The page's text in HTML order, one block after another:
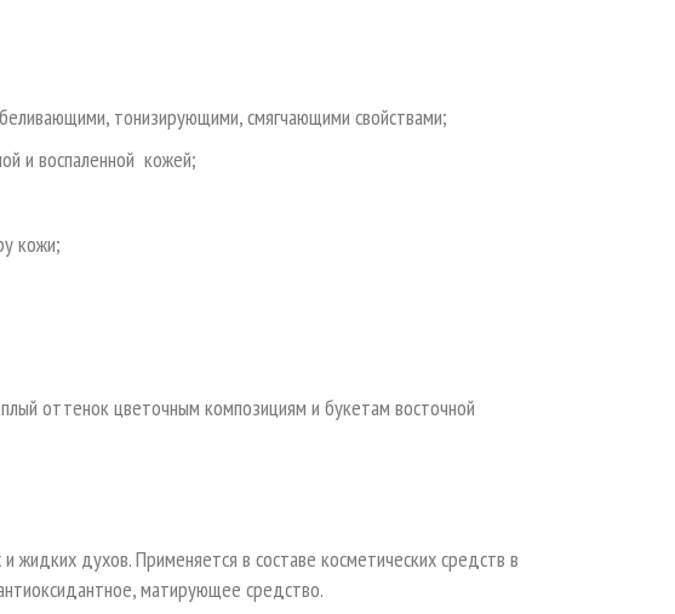
тонизирующими, смягчающими свойствами;
и воспаленной кожей;
кожи;
оттенок цветочным композициям и букетам восточной
жидких духов. Применяется в составе косметических средств в
матирующее средство.